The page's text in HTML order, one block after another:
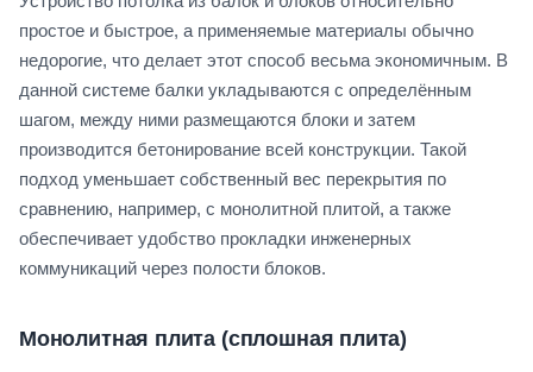
простое и быстрое, а применяемые материалы обычно
недорогие, что делает этот способ весьма экономичным. В
данной системе балки укладываются с определённым
шагом, между ними размещаются блоки и затем
производится бетонирование всей конструкции. Такой
подход уменьшает собственный вес перекрытия по
сравнению, например, с монолитной плитой, а также
обеспечивает удобство прокладки инженерных
коммуникаций через полости блоков.
Монолитная плита (сплошная плита)